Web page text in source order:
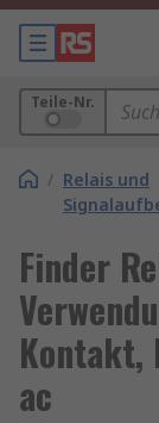
Teile-Nr.
/ Relais und
Finder
Kontakt,
ac